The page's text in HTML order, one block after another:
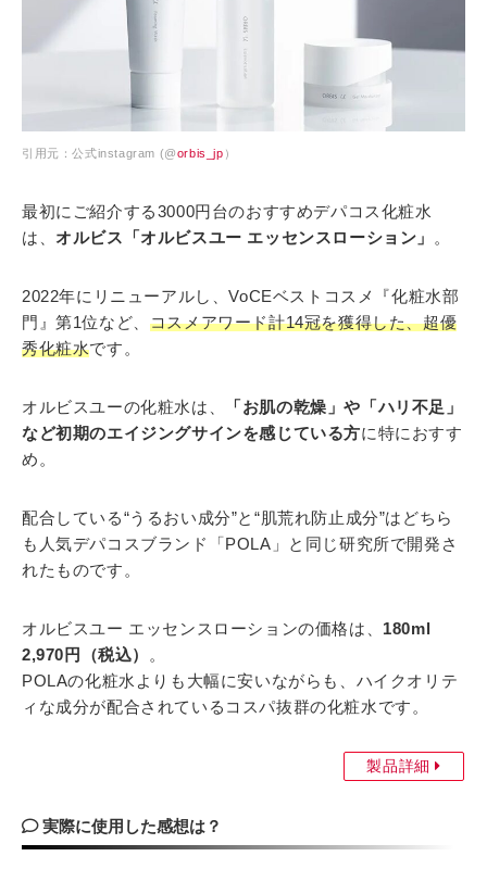
引用元：公式instagram (@orbis_jp ）
最初にご紹介する3000円台のおすすめデパコス化粧水
は、オルビス「オルビスユー エッセンスローション」 。
2022年にリニューアルし、VoCEベストコスメ『化粧水部
門』第1位など、 コスメアワード計14冠を獲得した、超優
秀化粧水です。
オルビスユーの化粧水は、
「お肌の乾燥」や「ハリ不足」
など初期のエイジングサインを感じている方に特におすす
め。
配合している“うるおい成分”と“肌荒れ防止成分”はどちら
も人気デパコスブランド「POLA」と同じ研究所で開発さ
れたものです。
オルビスユー エッセンスローションの価格は、 180ml
2,970円（税込）
。
POLAの化粧水よりも大幅に安いながらも、ハイクオリテ
ィな成分が配合されているコスパ抜群の化粧水です。
製品詳細
実際に使用した感想は？